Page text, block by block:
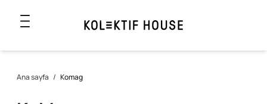
Ana sayfa / Komag